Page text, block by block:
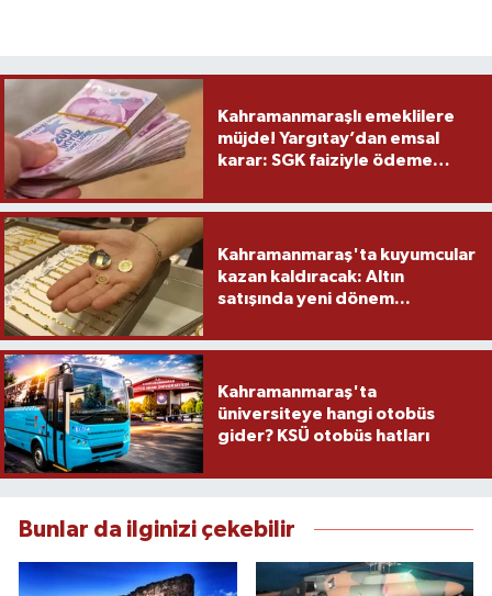
Kahramanmaraşlı emeklilere
müjde! Yargıtay’dan emsal
karar: SGK faiziyle ödeme
Kahramanmaraş'ta kuyumcular
kazan kaldıracak: Altın
satışında yeni dönem...
Kahramanmaraş'ta
üniversiteye hangi otobüs
gider? KSÜ otobüs hatları
Bunlar da ilginizi çekebilir